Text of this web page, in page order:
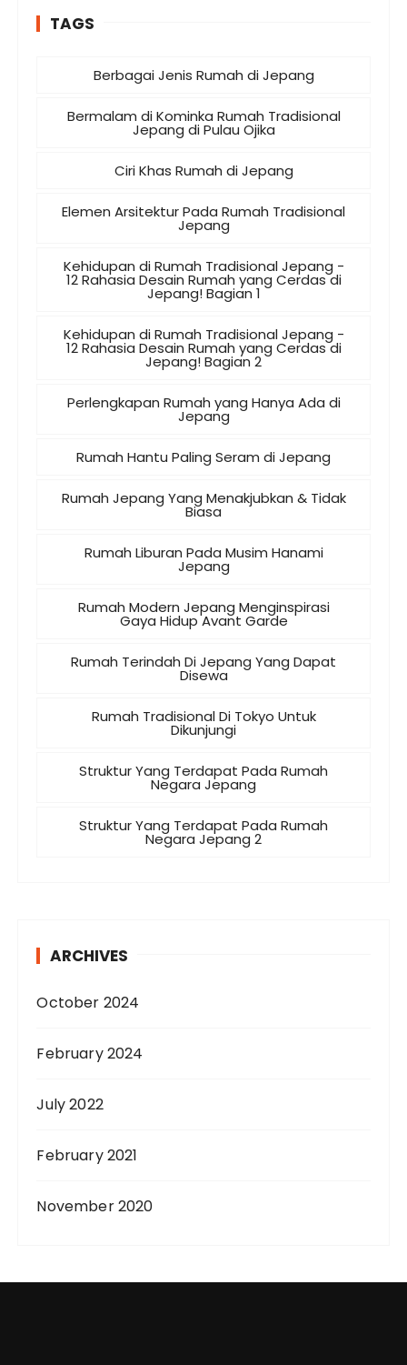
TAGS
Berbagai Jenis Rumah di Jepang
Bermalam di Kominka Rumah Tradisional
Jepang di Pulau Ojika
Ciri Khas Rumah di Jepang
Elemen Arsitektur Pada Rumah Tradisional
Jepang
Kehidupan di Rumah Tradisional Jepang -
12 Rahasia Desain Rumah yang Cerdas di
Jepang! Bagian 1
Kehidupan di Rumah Tradisional Jepang -
12 Rahasia Desain Rumah yang Cerdas di
Jepang! Bagian 2
Perlengkapan Rumah yang Hanya Ada di
Jepang
Rumah Hantu Paling Seram di Jepang
Rumah Jepang Yang Menakjubkan & Tidak
Biasa
Rumah Liburan Pada Musim Hanami
Jepang
Rumah Modern Jepang Menginspirasi
Gaya Hidup Avant Garde
Rumah Terindah Di Jepang Yang Dapat
Disewa
Rumah Tradisional Di Tokyo Untuk
Dikunjungi
Struktur Yang Terdapat Pada Rumah
Negara Jepang
Struktur Yang Terdapat Pada Rumah
Negara Jepang 2
ARCHIVES
October 2024
February 2024
July 2022
February 2021
November 2020